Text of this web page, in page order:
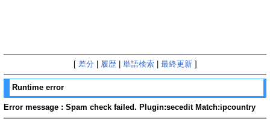
[ 差分 履歴| 単語検索| 最終更新]
Runtime error
Error message : Spam check failed. Plugin:secedit Match:ipcountry